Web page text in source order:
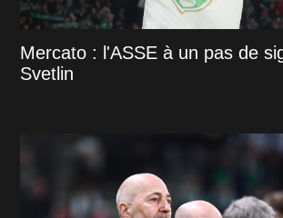
Mercato : l'ASSE à un pas de
Svetlin